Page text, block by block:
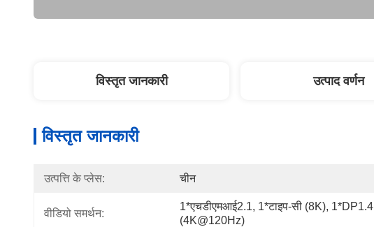
विस्तृत जानकारी उत्पाद वर्णन
विस्तृत जानकारी
उत्पत्ति के प्लेस: चीन
वीडियो समर्थन:
1*एचडीएमआई2.1, 1*टाइप-सी (8K), 1*DP1.4
(4K@120Hz)